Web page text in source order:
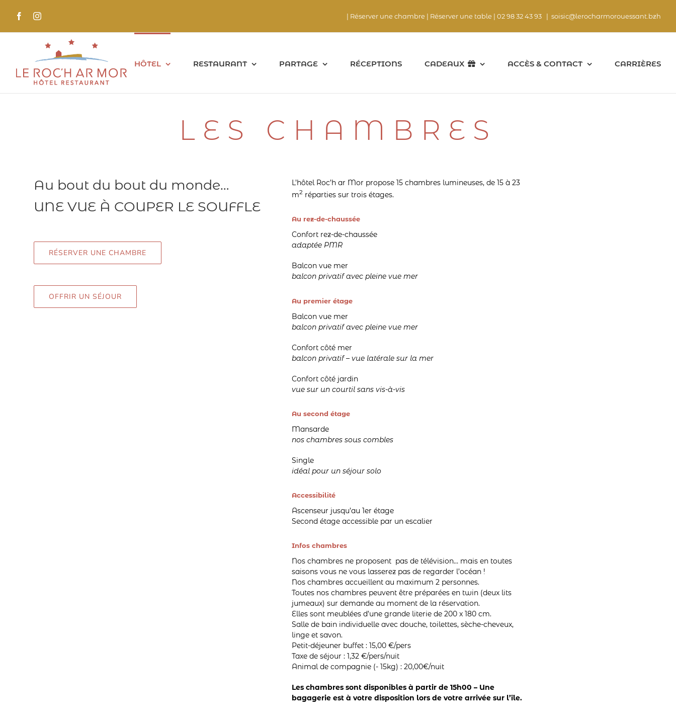
FacebookInstagram | Réserver une chambre | Réserver une table | 02 98 32 43 93 | soisic@lerocharmorouessant.bzh
HÔTEL RESTAURANT PARTAGE RÉCEPTIONS CADEAUX ACCÈS & CONTACT CARRIÈRES
LES CHAMBRES
Au bout du bout du monde…
UNE VUE À COUPER LE SOUFFLE
RÉSERVER UNE CHAMBRE
OFFRIR UN SÉJOUR
L’hôtel Roc’h ar Mor propose 15 chambres lumineuses, de 15 à 23
m2 réparties sur trois étages.
Au rez-de-chaussée
Confort rez-de-chaussée
adaptée PMR
Balcon vue mer
balcon privatif avec pleine vue mer
Au premier étage
Balcon vue mer
balcon privatif avec pleine vue mer
Confort côté mer
balcon privatif – vue latérale sur la mer
Confort côté jardin
vue sur un courtil sans vis-à-vis
Au second étage
Mansarde
nos chambres sous combles
Single
idéal pour un séjour solo
Accessibilité
Ascenseur jusqu’au 1er étage
Second étage accessible par un escalier
Infos chambres
Nos chambres ne proposent pas de télévision… mais en toutes
saisons vous ne vous lasserez pas de regarder l’océan !
Nos chambres accueillent au maximum 2 personnes.
Toutes nos chambres peuvent être préparées en twin (deux lits
jumeaux) sur demande au moment de la réservation.
Elles sont meublées d’une grande literie de 200 x 180 cm.
Salle de bain individuelle avec douche, toilettes, sèche-cheveux,
linge et savon.
Petit-déjeuner buffet : 15,00 €/pers
Taxe de séjour : 1,32 €/pers/nuit
Animal de compagnie (- 15kg) : 20,00€/nuit
Les chambres sont disponibles à partir de 15h00 – Une
bagagerie est à votre disposition lors de votre arrivée sur l’île.